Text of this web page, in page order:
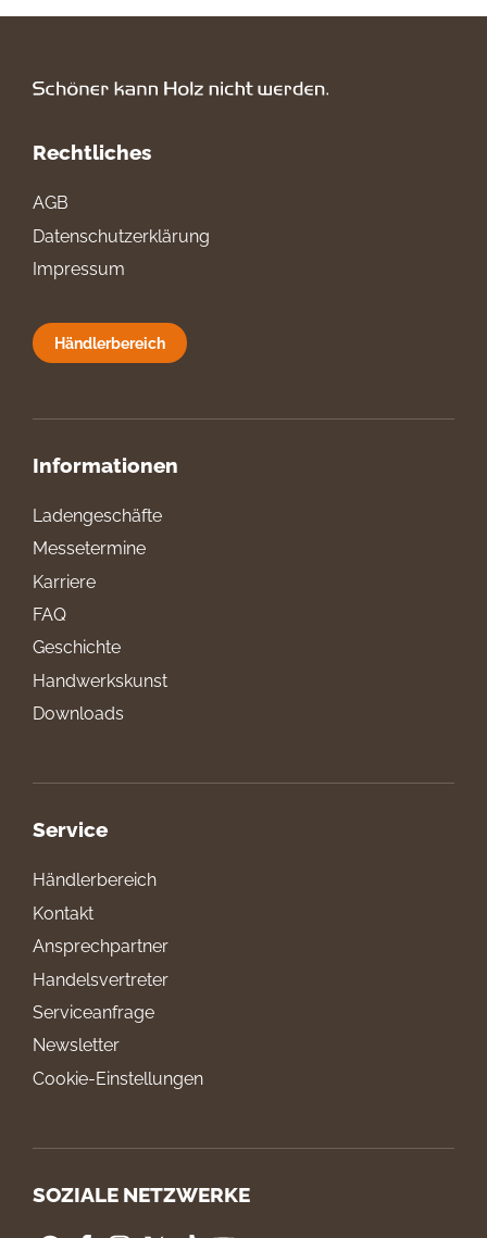
Rechtliches
AGB
Datenschutzerklärung
Impressum
Händlerbereich
Informationen
Ladengeschäfte
Messetermine
Karriere
FAQ
Geschichte
Handwerkskunst
Downloads
Service
Händlerbereich
Kontakt
Ansprechpartner
Handelsvertreter
Serviceanfrage
Newsletter
Cookie-Einstellungen
SOZIALE NETZWERKE